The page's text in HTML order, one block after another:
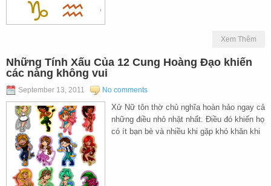
Xem Thêm
Những Tính Xấu Của 12 Cung Hoàng Đạo khiến
các nàng không vui
September 13, 2011 No comments
Xử Nữ tôn thờ chủ nghĩa hoàn hảo ngay cả
những điều nhỏ nhặt nhất. Điều đó khiến họ
có ít bạn bè và nhiều khi gặp khó khăn khi